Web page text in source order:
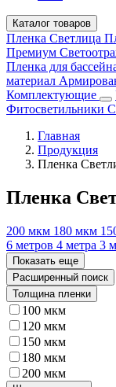
Каталог товаров
Пленка Светлица
Премиум
Пленка для
материал
Комплектующие
Фитосветильники
Главная
Продукция
Пленка
Пленка
200 мкм 180 мкм
6 метров 4 метра 3
Показать еще
Расширенный поиск
Толщина пленки
100 мкм
120 мкм
150 мкм
180 мкм
200 мкм